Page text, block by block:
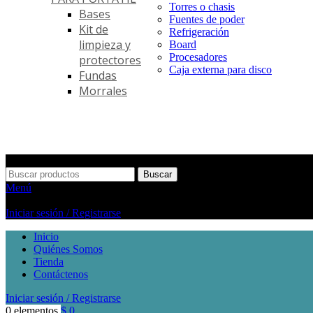
Bases
Kit de
limpieza y
protectores
Fundas
Morrales
Torres o chasis
Fuentes de poder
Refrigeración
Board
Procesadores
Caja externa para disco
Buscar
Menú
Iniciar sesión / Registrarse
Inicio
Quiénes Somos
Tienda
Contáctenos
Iniciar sesión / Registrarse
0 elementos $ 0